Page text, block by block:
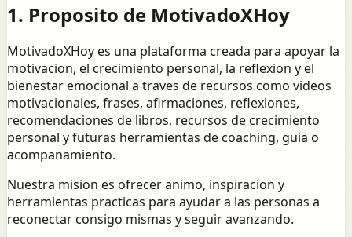
1. Proposito de MotivadoXHoy
MotivadoXHoy es una plataforma creada para apoyar la
motivacion, el crecimiento personal, la reflexion y el
bienestar emocional a traves de recursos como videos
motivacionales, frases, afirmaciones, reflexiones,
recomendaciones de libros, recursos de crecimiento
personal y futuras herramientas de coaching, guia o
acompanamiento.
Nuestra mision es ofrecer animo, inspiracion y
herramientas practicas para ayudar a las personas a
reconectar consigo mismas y seguir avanzando.